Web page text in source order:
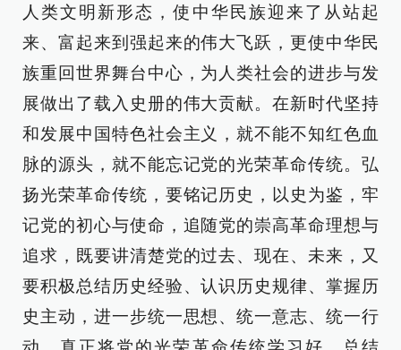
人类文明新形态，使中华民族迎来了从站起
来、富起来到强起来的伟大飞跃，更使中华民
族重回世界舞台中心，为人类社会的进步与发
展做出了载入史册的伟大贡献。在新时代坚持
和发展中国特色社会主义，就不能不知红色血
脉的源头，就不能忘记党的光荣革命传统。弘
扬光荣革命传统，要铭记历史，以史为鉴，牢
记党的初心与使命，追随党的崇高革命理想与
追求，既要讲清楚党的过去、现在、未来，又
要积极总结历史经验、认识历史规律、掌握历
史主动，进一步统一思想、统一意志、统一行